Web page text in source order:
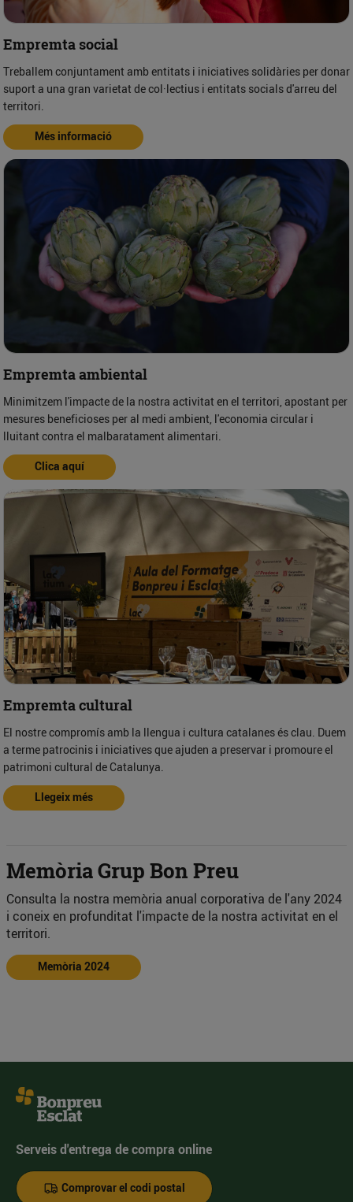
Empremta social
Treballem conjuntament amb entitats i iniciatives solidàries per donar
suport a una gran varietat de col·lectius i entitats socials d'arreu del
territori.
Més informació
Empremta ambiental
Minimitzem l'impacte de la nostra activitat en el territori, apostant per
mesures beneficioses per al medi ambient, l'economia circular i
lluitant contra el malbaratament alimentari.
Clica aquí
Empremta cultural
El nostre compromís amb la llengua i cultura catalanes és clau. Duem
a terme patrocinis i iniciatives que ajuden a preservar i promoure el
patrimoni cultural de Catalunya.
Llegeix més
Memòria Grup Bon Preu
Consulta la nostra memòria anual corporativa de l'any 2024
i coneix en profunditat l'impacte de la nostra activitat en el
territori.
Memòria 2024
Serveis d'entrega de compra online
Comprovar el codi postal